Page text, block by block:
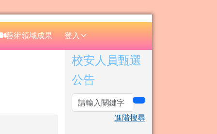
藝術領域成果 登入
右邊區域內容
校安人員甄選
公告
search
進階搜尋